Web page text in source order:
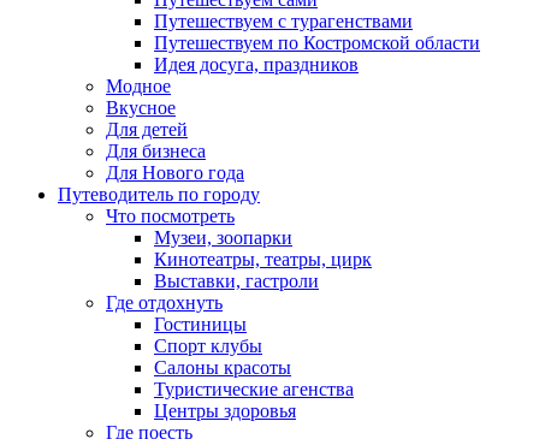
Путешествуем с турагенствами
Путешествуем по Костромской области
Идея досуга, праздников
Модное
Вкусное
Для детей
Для бизнеса
Для Нового года
Путеводитель по городу
Что посмотреть
Музеи, зоопарки
Кинотеатры, театры, цирк
Выставки, гастроли
Где отдохнуть
Гостиницы
Спорт клубы
Салоны красоты
Туристические агенства
Центры здоровья
Где поесть